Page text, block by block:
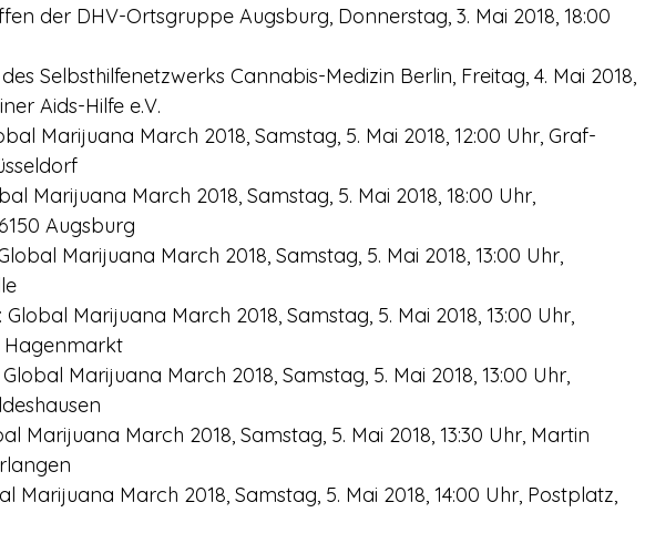
der DHV-Ortsgruppe Augsburg, Donnerstag, 3. Mai 2018, 18:00
Selbsthilfenetzwerks Cannabis-Medizin Berlin, Freitag, 4. Mai 2018,
Aids-Hilfe e.V.
Marijuana March 2018, Samstag, 5. Mai 2018, 12:00 Uhr, Graf-
Marijuana March 2018, Samstag, 5. Mai 2018, 18:00 Uhr,
Augsburg
Marijuana March 2018, Samstag, 5. Mai 2018, 13:00 Uhr,
Marijuana March 2018, Samstag, 5. Mai 2018, 13:00 Uhr,
Hagenmarkt
Marijuana March 2018, Samstag, 5. Mai 2018, 13:00 Uhr,
Marijuana March 2018, Samstag, 5. Mai 2018, 13:30 Uhr, Martin
Marijuana March 2018, Samstag, 5. Mai 2018, 14:00 Uhr, Postplatz,